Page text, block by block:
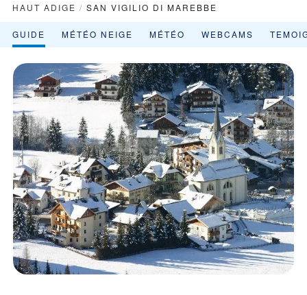
HAUT ADIGE / SAN VIGILIO DI MAREBBE
GUIDE MÉTÉO NEIGE MÉTÉO WEBCAMS